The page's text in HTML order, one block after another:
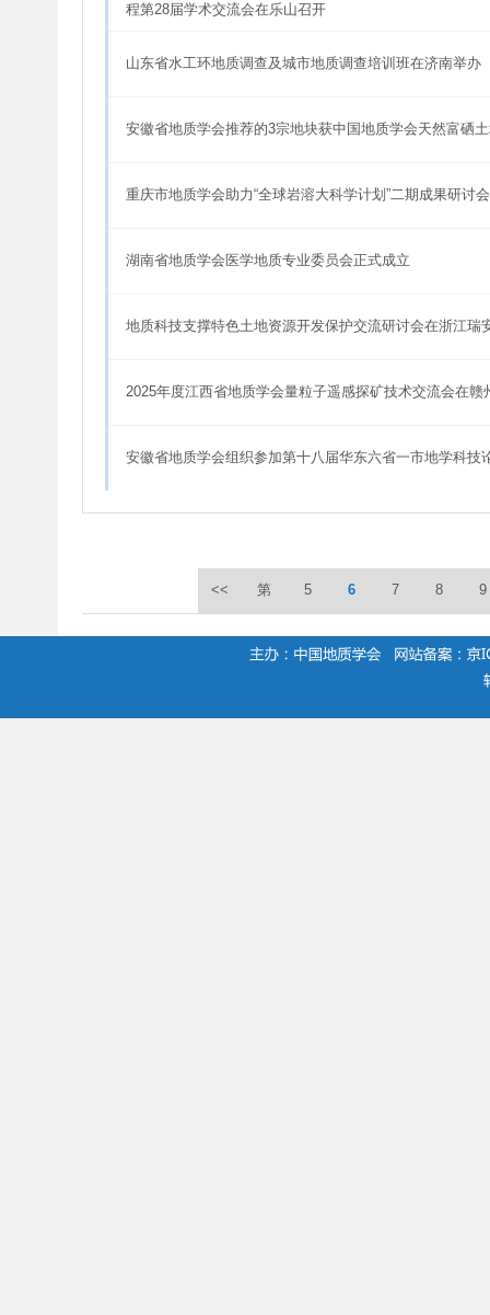
程第28届学术交流会在乐山召开
山东省水工环地质调查及城市地质调查培训班在济南举办
安徽省地质学会推荐的3宗地块获中国地质学会天然富硒
重庆市地质学会助力“全球岩溶大科学计划”二期成果研讨
湖南省地质学会医学地质专业委员会正式成立
地质科技支撑特色土地资源开发保护交流研讨会在浙江瑞
2025年度江西省地质学会量粒子遥感探矿技术交流会在赣
安徽省地质学会组织参加第十八届华东六省一市地学科技
<< 第 5 6 7 8 9
.